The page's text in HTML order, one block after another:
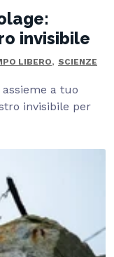
invisibile
LIBERO, SCIENZE
a tuo
invisibile per